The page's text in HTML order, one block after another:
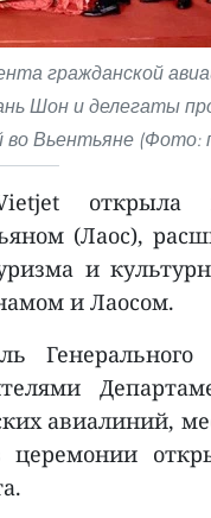
гражданской
Шон и делегаты
Вьентьяне (Фото:
открыла
(Лаос),
и
и Лаосом.
авиалиний,